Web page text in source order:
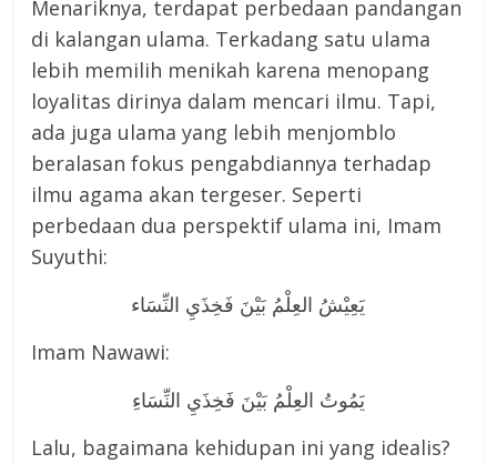
Menariknya, terdapat perbedaan pandangan
di kalangan ulama. Terkadang satu ulama
lebih memilih menikah karena menopang
loyalitas dirinya dalam mencari ilmu. Tapi,
ada juga ulama yang lebih menjomblo
beralasan fokus pengabdiannya terhadap
ilmu agama akan tergeser. Seperti
perbedaan dua perspektif ulama ini, Imam
Suyuthi:
يَعِيْشُ العِلْمُ بَيْنَ فَخِذَيِ النِّسَاء
Imam Nawawi:
يَمُوتُ العِلْمُ بَيْنَ فَخِذَيِ النِّسَاءِ
Lalu, bagaimana kehidupan ini yang idealis?